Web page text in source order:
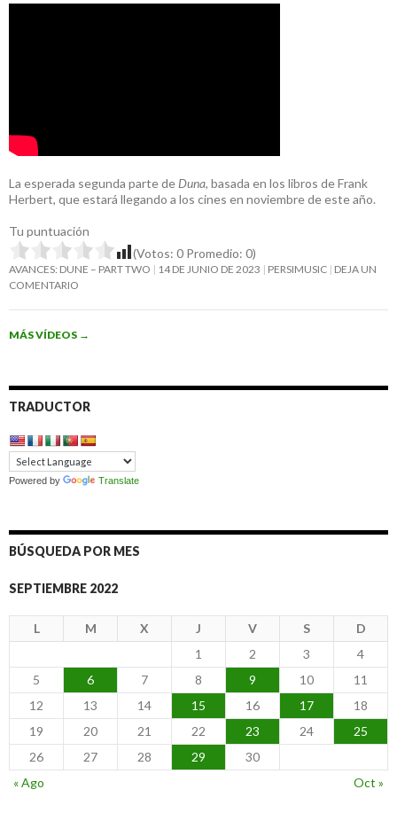
La esperada segunda parte de Duna, basada en los libros de Frank
Herbert, que estará llegando a los cines en noviembre de este año.
Tu puntuación
(Votos: 0 Promedio: 0)
AVANCES: DUNE – PART TWO 14 DE JUNIO DE 2023 PERSIMUSIC DEJA UN
COMENTARIO
MÁS VÍDEOS →
TRADUCTOR
Powered by Translate
BÚSQUEDA POR MES
SEPTIEMBRE 2022
L M X J V S
D
1
2 3
4
5
6 7 8 9 10
11
12
13 14 15 16 17
18
19
20 21 22 23 24
25
26
27 28 29
30
« Ago
Oct »